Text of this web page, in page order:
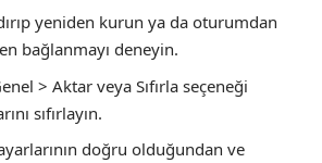
yeniden kurun ya da oturumdan
bağlanmayı deneyin.
> Aktar veya Sıfırla seçeneği
sıfırlayın.
doğru olduğundan ve